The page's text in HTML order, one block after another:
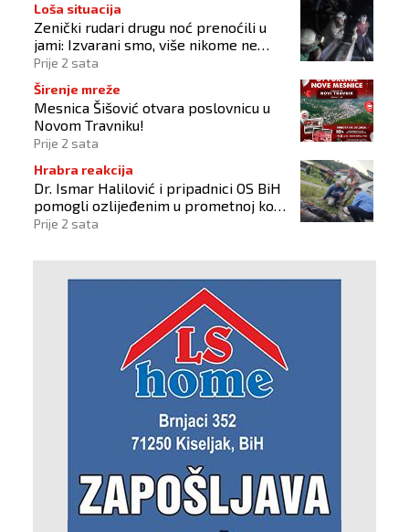
Loša situacija
Zenički rudari drugu noć prenoćili u
jami: Izvarani smo, više nikome ne
vjerujemo
Prije 2 sata
Širenje mreže
Mesnica Šišović otvara poslovnicu u
Novom Travniku!
Prije 2 sata
Hrabra reakcija
Dr. Ismar Halilović i pripadnici OS BiH
pomogli ozlijeđenim u prometnoj kod
Busovače!
Prije 2 sata